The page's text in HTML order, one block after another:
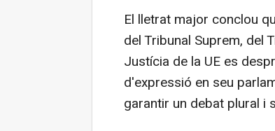
El lletrat major conclou
del Tribunal Suprem, del
Justícia de la UE es
d'expressió en seu
garantir un debat plural i